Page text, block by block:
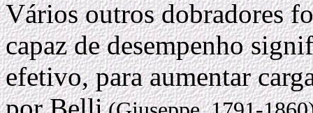
Vários outros dobradores
capaz de desempenho
efetivo, para aumentar